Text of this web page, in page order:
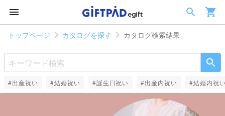
トップページ カタログを探す カタログ検索結果
#出産祝い #結婚祝い #誕生日祝い #出産内祝い #結婚内祝